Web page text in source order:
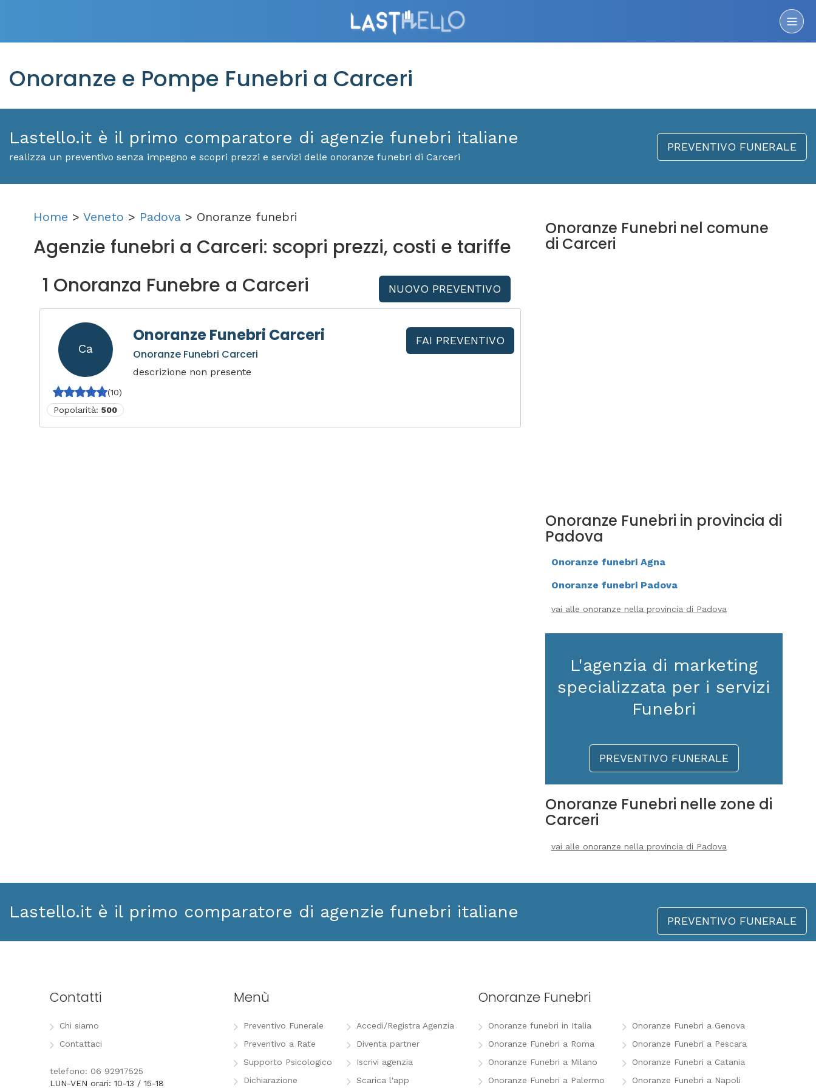
Onoranze e Pompe Funebri a Carceri
Lastello.it è il primo comparatore di agenzie funebri italiane
realizza un preventivo senza impegno e scopri prezzi e servizi delle onoranze funebri di Carceri
PREVENTIVO FUNERALE
Home > Veneto > Padova > Onoranze funebri
Agenzie funebri a Carceri: scopri prezzi, costi e tariffe
1 Onoranza Funebre a Carceri
NUOVO PREVENTIVO
Ca
(10)
Popolarità: 500
Onoranze Funebri Carceri
Onoranze Funebri Carceri
descrizione non presente
FAI PREVENTIVO
Onoranze Funebri nel comune
di Carceri
Onoranze Funebri in provincia di
Padova
Onoranze funebri Agna
Onoranze funebri Padova
vai alle onoranze nella provincia di Padova
L'agenzia di marketing
specializzata per i servizi
Funebri
PREVENTIVO FUNERALE
Onoranze Funebri nelle zone di
Carceri
vai alle onoranze nella provincia di Padova
Lastello.it è il primo comparatore di agenzie funebri italiane PREVENTIVO FUNERALE
Contatti
Chi siamo
Contattaci
telefono: 06 92917525
LUN-VEN orari: 10-13 / 15-18
Menù
Preventivo Funerale
Preventivo a Rate
Supporto Psicologico
Dichiarazione
Accedi/Registra Agenzia
Diventa partner
Iscrivi agenzia
Scarica l'app
Onoranze Funebri
Onoranze funebri in Italia
Onoranze Funebri a Roma
Onoranze Funebri a Milano
Onoranze Funebri a Palermo
Onoranze Funebri a Genova
Onoranze Funebri a Pescara
Onoranze Funebri a Catania
Onoranze Funebri a Napoli